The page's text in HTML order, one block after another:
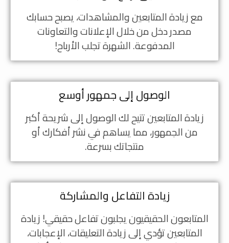
مع زيادة المتابعين والمشاهدات، يصبح حسابك
مصدر دخل من خلال الإعلانات والتعاونات
المدفوعة. الشهرة تجلب الأرباح!
الوصول إلى جمهور أوسع
زيادة المتابعين تتيح لك الوصول إلى شريحة أكبر
من الجمهور، مما يساهم في نشر أفكارك أو
منتجاتك بسرعة.
زيادة التفاعل والمشاركة
المتابعون الحقيقيون يجلبون تفاعل حقيقي! زيادة
المتابعين تؤدي إلى زيادة التعليقات، الإعجابات،